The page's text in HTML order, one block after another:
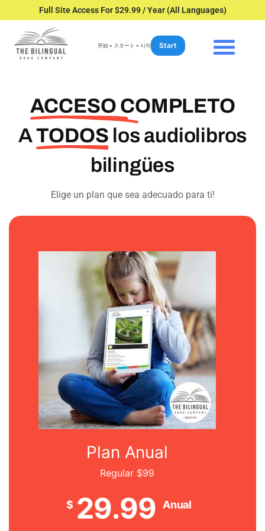
Full Site Access For $29.99 / Year (All Languages)
开始 • スタート • 시작 Start
ACCESO COMPLETO
ATODOS los audiolibros
bilingües
Elige un plan que sea adecuado para ti!
Plan Anual
Regular $99
$ 29.99 Anual